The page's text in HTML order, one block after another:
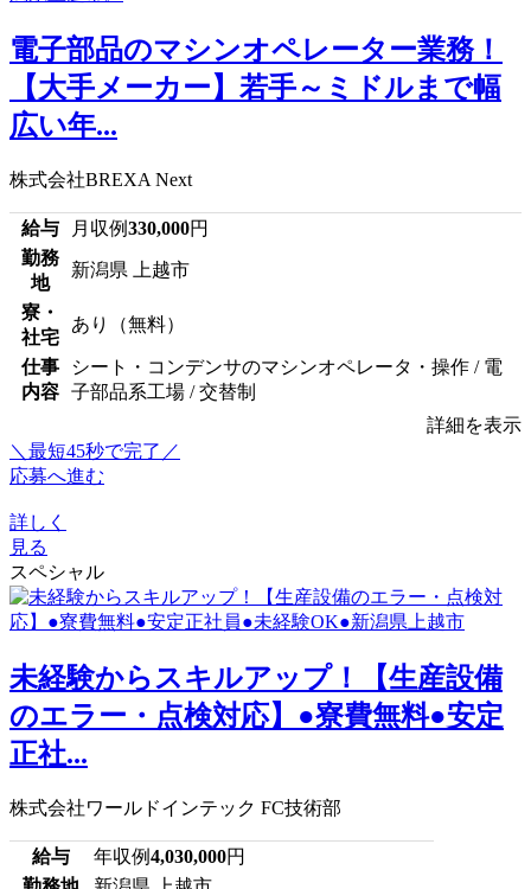
電子部品のマシンオペレーター業務！
【大手メーカー】若手～ミドルまで幅
広い年...
株式会社BREXA Next
給与 月収例330,000円
勤務
地
新潟県 上越市
寮・
社宅
あり（無料）
仕事
内容
シート・コンデンサのマシンオペレータ・操作 / 電
子部品系工場 / 交替制
詳細を表示
＼最短45秒で完了／
応募へ進む
詳しく
見る
スペシャル
未経験からスキルアップ！【生産設備
のエラー・点検対応】●寮費無料●安定
正社...
株式会社ワールドインテック FC技術部
給与 年収例4,030,000円